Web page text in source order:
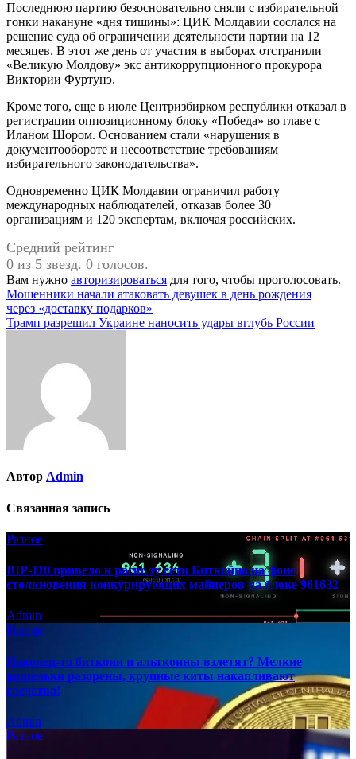
Последнюю партию безосновательно сняли с избирательной
гонки накануне «дня тишины»: ЦИК Молдавии сослался на
решение суда об ограничении деятельности партии на 12
месяцев. В этот же день от участия в выборах отстранили
«Великую Молдову» экс антикоррупционного прокурора
Виктории Фуртунэ.
Кроме того, еще в июле Центризбирком республики отказал в
регистрации оппозиционному блоку «Победа» во главе с
Иланом Шором. Основанием стали «нарушения в
документообороте и несоответствие требованиям
избирательного законодательства».
Одновременно ЦИК Молдавии ограничил работу
международных наблюдателей, отказав более 30
организациям и 120 экспертам, включая российских.
Средний рейтинг
0 из 5 звезд. 0 голосов.
Вам нужно авторизироваться для того, чтобы проголосовать.
Навигация
по
Мошенники начали атаковать девушек в день рождения
через «доставку подарков»
Трамп разрешил Украине наносить удары вглубь России
Автор Admin
Связанная запись
Разное
BIP-110 привело к расколу сети Биткойна на фоне
столкновения конкурирующих майнеров на блоке 961632
Admin
Разное
Наконец-то биткоин и альткоины взлетят? Мелкие
кошельки разорены, крупные киты накапливают
средства!
Admin
Разное